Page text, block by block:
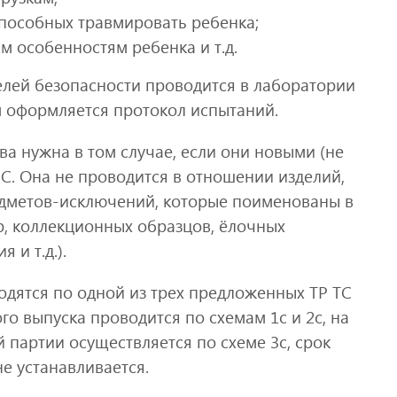
травмировать ребенка;
особенностям ребенка и т.д.
безопасности проводится в лаборатории
оформляется протокол испытаний.
нужна в том случае, если они новыми (не
Она не проводится в отношении изделий,
исключений, которые поименованы в
образцов, ёлочных
и т.д.).
по одной из трех предложенных ТР ТС
выпуска проводится по схемам 1с и 2с, на
осуществляется по схеме 3с, срок
устанавливается.